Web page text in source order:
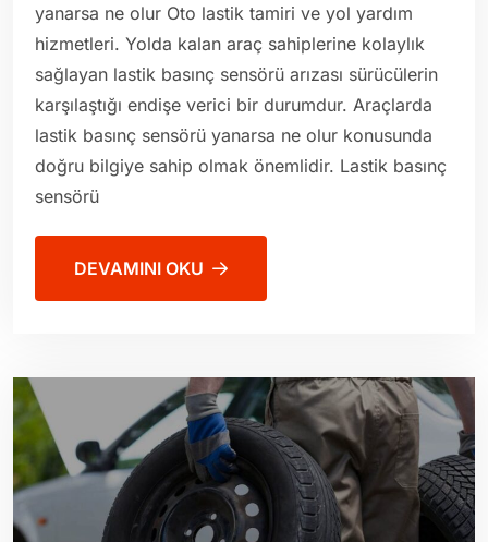
yanarsa ne olur Oto lastik tamiri ve yol yardım
hizmetleri. Yolda kalan araç sahiplerine kolaylık
sağlayan lastik basınç sensörü arızası sürücülerin
karşılaştığı endişe verici bir durumdur. Araçlarda
lastik basınç sensörü yanarsa ne olur konusunda
doğru bilgiye sahip olmak önemlidir. Lastik basınç
sensörü
DEVAMINI OKU